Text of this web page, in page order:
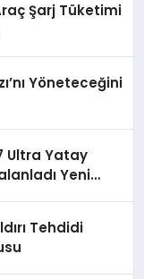
Şarj Tüketimi
Yöneteceğini
Ultra Yatay
Yeni
Tehdidi